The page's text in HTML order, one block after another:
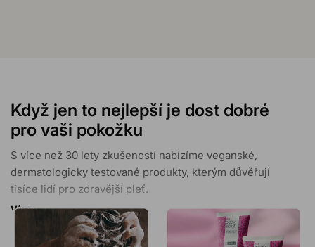
Když jen to nejlepší je dost dobré
pro vaši pokožku
S více než 30 lety zkušeností nabízíme veganské,
dermatologicky testované produkty, kterým důvěřují
tisíce lidí pro zdravější pleť.
S podporou více než 30 000 pozitivních recenzí a
mnoha oceněními garantujeme vaši spokojenost s
Více